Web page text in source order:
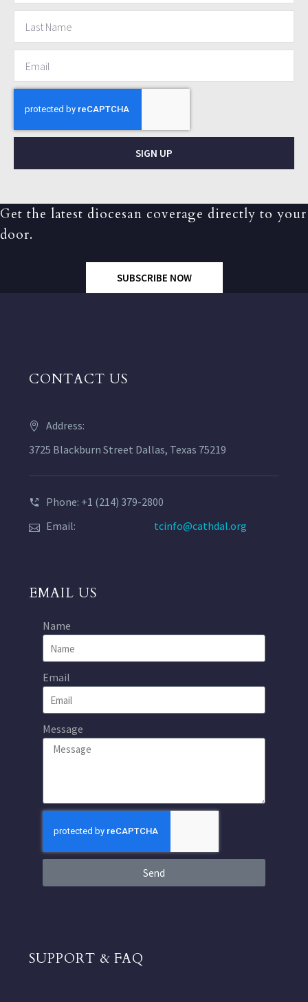
SIGN UP
Get the latest diocesan coverage directly to your
door.
SUBSCRIBE NOW
CONTACT US
Address:
3725 Blackburn Street Dallas, Texas 75219
Phone: +1 (214) 379-2800
Email:
tcinfo@cathdal.org
EMAIL US
Name
Email
Message
Send
SUPPORT & FAQ